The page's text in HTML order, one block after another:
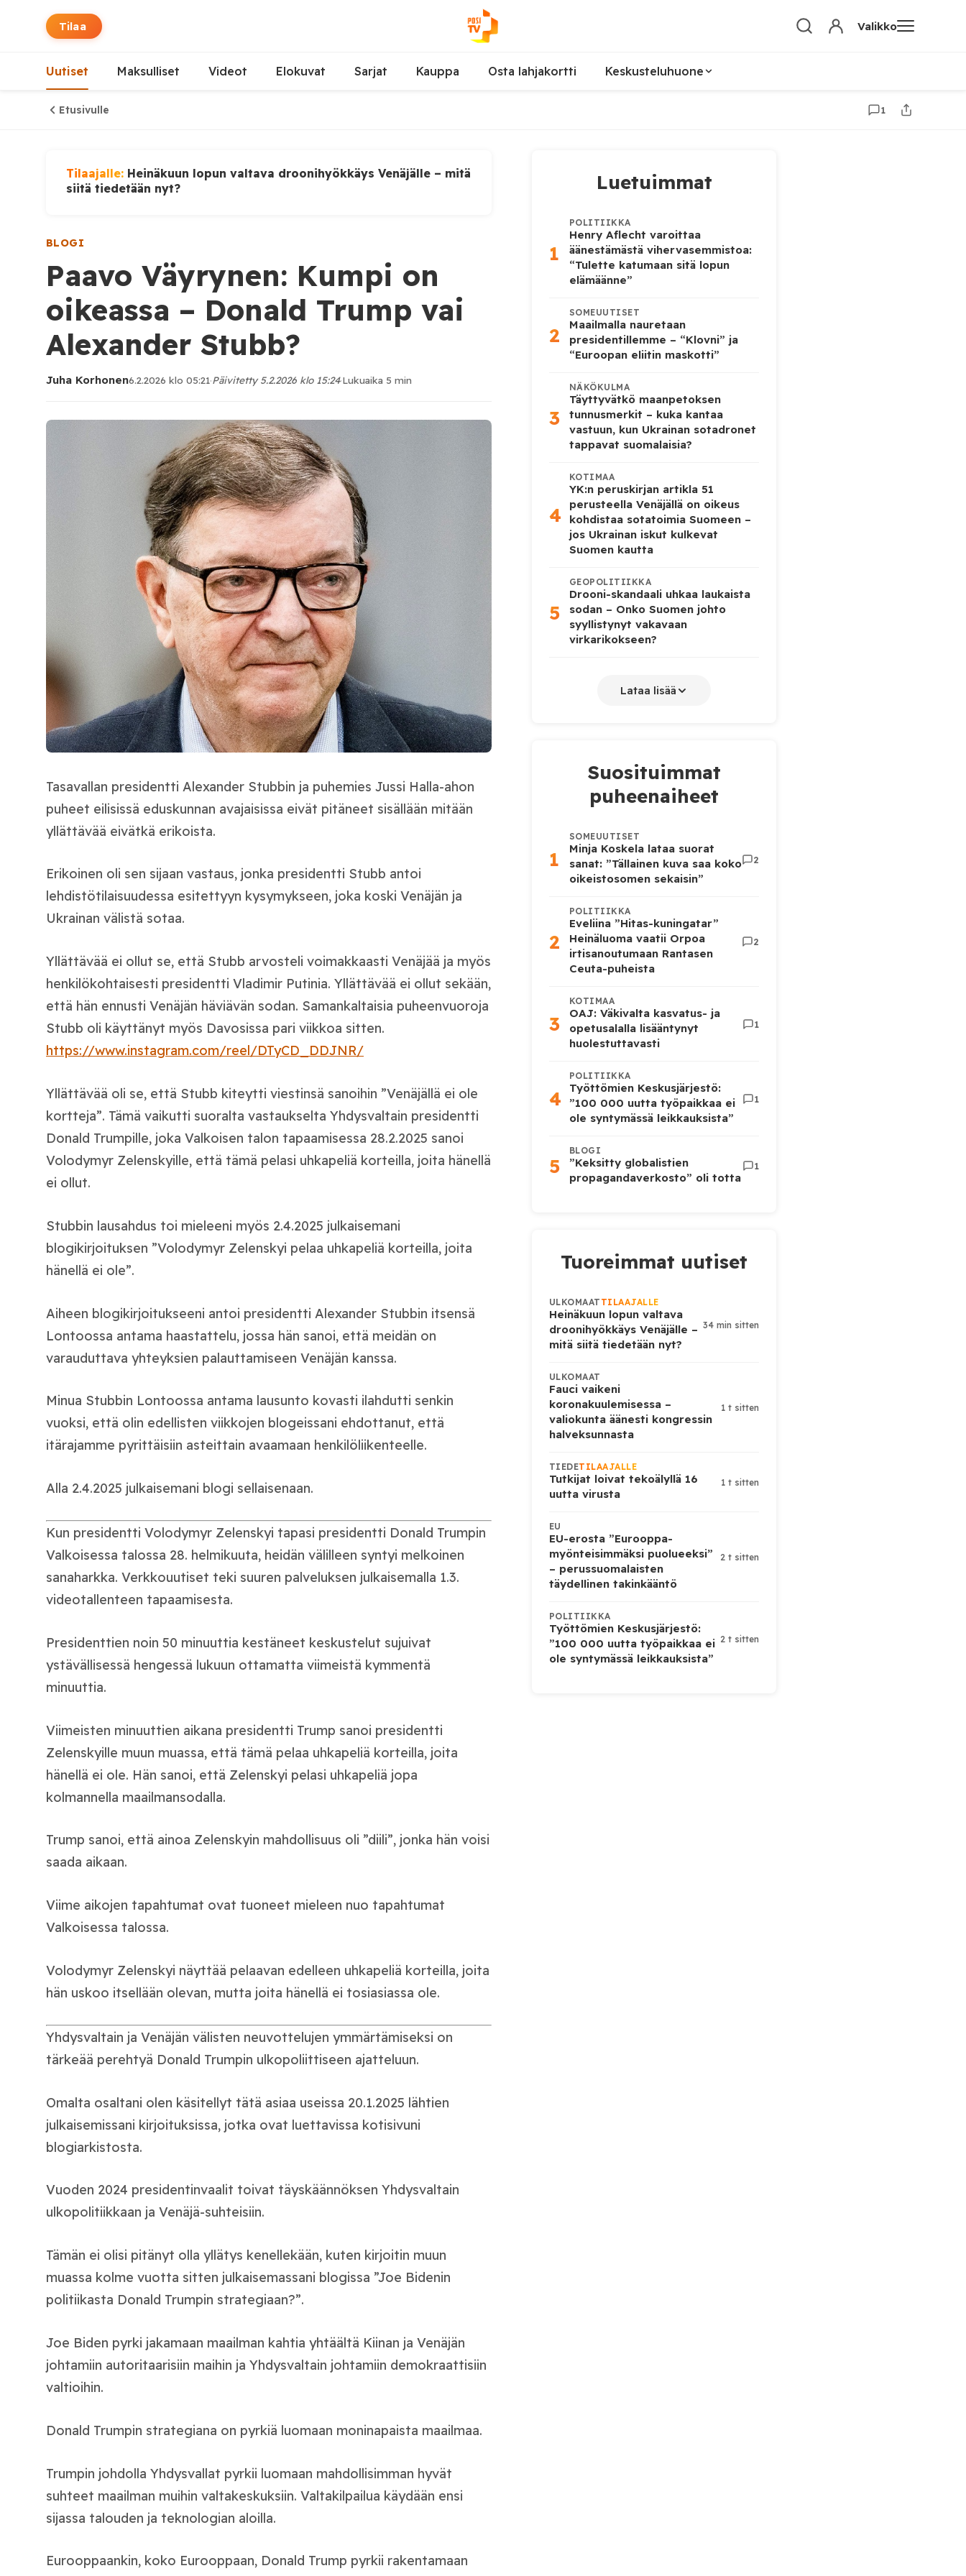
Tilaa Valikko
Uutiset Maksulliset Videot Elokuvat Sarjat Kauppa Osta lahjakortti Keskusteluhuone
Etusivulle 1
Tilaajalle: Heinäkuun lopun valtava droonihyökkäys Venäjälle – mitä
siitä tiedetään nyt?
BLOGI
Paavo Väyrynen: Kumpi on
oikeassa – Donald Trump vai
Alexander Stubb?
Juha Korhonen6.2.2026 klo 05:21·Päivitetty 5.2.2026 klo 15:24·Lukuaika 5 min
Tasavallan presidentti Alexander Stubbin ja puhemies Jussi Halla-ahon
puheet eilisissä eduskunnan avajaisissa eivät pitäneet sisällään mitään
yllättävää eivätkä erikoista.
Erikoinen oli sen sijaan vastaus, jonka presidentti Stubb antoi
lehdistötilaisuudessa esitettyyn kysymykseen, joka koski Venäjän ja
Ukrainan välistä sotaa.
Yllättävää ei ollut se, että Stubb arvosteli voimakkaasti Venäjää ja myös
henkilökohtaisesti presidentti Vladimir Putinia. Yllättävää ei ollut sekään,
että hän ennusti Venäjän häviävän sodan. Samankaltaisia puheenvuoroja
Stubb oli käyttänyt myös Davosissa pari viikkoa sitten.
https://www.instagram.com/reel/DTyCD_DDJNR/
Yllättävää oli se, että Stubb kiteytti viestinsä sanoihin ”Venäjällä ei ole
kortteja”. Tämä vaikutti suoralta vastaukselta Yhdysvaltain presidentti
Donald Trumpille, joka Valkoisen talon tapaamisessa 28.2.2025 sanoi
Volodymyr Zelenskyille, että tämä pelasi uhkapeliä korteilla, joita hänellä
ei ollut.
Stubbin lausahdus toi mieleeni myös 2.4.2025 julkaisemani
blogikirjoituksen ”Volodymyr Zelenskyi pelaa uhkapeliä korteilla, joita
hänellä ei ole”.
Aiheen blogikirjoitukseeni antoi presidentti Alexander Stubbin itsensä
Lontoossa antama haastattelu, jossa hän sanoi, että meidän on
varauduttava yhteyksien palauttamiseen Venäjän kanssa.
Minua Stubbin Lontoossa antama lausunto kovasti ilahdutti senkin
vuoksi, että olin edellisten viikkojen blogeissani ehdottanut, että
itärajamme pyrittäisiin asteittain avaamaan henkilöliikenteelle.
Alla 2.4.2025 julkaisemani blogi sellaisenaan.
Kun presidentti Volodymyr Zelenskyi tapasi presidentti Donald Trumpin
Valkoisessa talossa 28. helmikuuta, heidän välilleen syntyi melkoinen
sanaharkka. Verkkouutiset teki suuren palveluksen julkaisemalla 1.3.
videotallenteen tapaamisesta.
Presidenttien noin 50 minuuttia kestäneet keskustelut sujuivat
ystävällisessä hengessä lukuun ottamatta viimeistä kymmentä
minuuttia.
Viimeisten minuuttien aikana presidentti Trump sanoi presidentti
Zelenskyille muun muassa, että tämä pelaa uhkapeliä korteilla, joita
hänellä ei ole. Hän sanoi, että Zelenskyi pelasi uhkapeliä jopa
kolmannella maailmansodalla.
Trump sanoi, että ainoa Zelenskyin mahdollisuus oli ”diili”, jonka hän voisi
saada aikaan.
Viime aikojen tapahtumat ovat tuoneet mieleen nuo tapahtumat
Valkoisessa talossa.
Volodymyr Zelenskyi näyttää pelaavan edelleen uhkapeliä korteilla, joita
hän uskoo itsellään olevan, mutta joita hänellä ei tosiasiassa ole.
Yhdysvaltain ja Venäjän välisten neuvottelujen ymmärtämiseksi on
tärkeää perehtyä Donald Trumpin ulkopoliittiseen ajatteluun.
Omalta osaltani olen käsitellyt tätä asiaa useissa 20.1.2025 lähtien
julkaisemissani kirjoituksissa, jotka ovat luettavissa kotisivuni
blogiarkistosta.
Vuoden 2024 presidentinvaalit toivat täyskäännöksen Yhdysvaltain
ulkopolitiikkaan ja Venäjä-suhteisiin.
Tämän ei olisi pitänyt olla yllätys kenellekään, kuten kirjoitin muun
muassa kolme vuotta sitten julkaisemassani blogissa ”Joe Bidenin
politiikasta Donald Trumpin strategiaan?”.
Joe Biden pyrki jakamaan maailman kahtia yhtäältä Kiinan ja Venäjän
johtamiin autoritaarisiin maihin ja Yhdysvaltain johtamiin demokraattisiin
valtioihin.
Donald Trumpin strategiana on pyrkiä luomaan moninapaista maailmaa.
Trumpin johdolla Yhdysvallat pyrkii luomaan mahdollisimman hyvät
suhteet maailman muihin valtakeskuksiin. Valtakilpailua käydään ensi
sijassa talouden ja teknologian aloilla.
Eurooppaankin, koko Eurooppaan, Donald Trump pyrkii rakentamaan
Luetuimmat
1
POLITIIKKA
Henry Aflecht varoittaa
äänestämästä vihervasemmistoa:
“Tulette katumaan sitä lopun
elämäänne”
2
SOMEUUTISET
Maailmalla nauretaan
presidentillemme – “Klovni” ja
“Euroopan eliitin maskotti”
3
NÄKÖKULMA
Täyttyvätkö maanpetoksen
tunnusmerkit – kuka kantaa
vastuun, kun Ukrainan sotadronet
tappavat suomalaisia?
4
KOTIMAA
YK:n peruskirjan artikla 51
perusteella Venäjällä on oikeus
kohdistaa sotatoimia Suomeen –
jos Ukrainan iskut kulkevat
Suomen kautta
5
GEOPOLITIIKKA
Drooni-skandaali uhkaa laukaista
sodan – Onko Suomen johto
syyllistynyt vakavaan
virkarikokseen?
Lataa lisää
Suosituimmat
puheenaiheet
1
SOMEUUTISET
Minja Koskela lataa suorat
sanat: ”Tällainen kuva saa koko
oikeistosomen sekaisin”
2
2
POLITIIKKA
Eveliina ”Hitas-kuningatar”
Heinäluoma vaatii Orpoa
irtisanoutumaan Rantasen
Ceuta-puheista
2
3
KOTIMAA
OAJ: Väkivalta kasvatus- ja
opetusalalla lisääntynyt
huolestuttavasti
1
4
POLITIIKKA
Työttömien Keskusjärjestö:
”100 000 uutta työpaikkaa ei
ole syntymässä leikkauksista”
1
5
BLOGI
”Keksitty globalistien
propagandaverkosto” oli totta
1
Tuoreimmat uutiset
ULKOMAAT TILAAJALLE
Heinäkuun lopun valtava
droonihyökkäys Venäjälle –
mitä siitä tiedetään nyt?
34 min sitten
ULKOMAAT
Fauci vaikeni
koronakuulemisessa –
valiokunta äänesti kongressin
halveksunnasta
1 t sitten
TIEDETILAAJALLE
Tutkijat loivat tekoälyllä 16
uutta virusta
1 t sitten
EU
EU-erosta ”Eurooppa-
myönteisimmäksi puolueeksi”
– perussuomalaisten
täydellinen takinkääntö
2 t sitten
POLITIIKKA
Työttömien Keskusjärjestö:
”100 000 uutta työpaikkaa ei
ole syntymässä leikkauksista”
2 t sitten